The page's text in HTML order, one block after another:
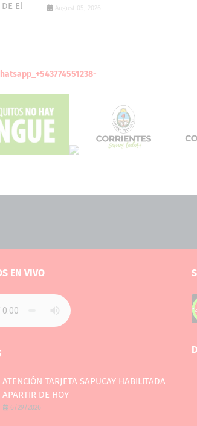
DE El
August 05, 2026
AQUI....!!!-Whatsapp_+543774551238-
EN VIVO
ATENCIÓN TARJETA SAPUCAY HABILITADA
APARTIR DE HOY
6/29/2026